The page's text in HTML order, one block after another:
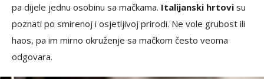
pa dijele jednu osobinu sa mačkama. Italijanski hrtovi su
poznati po smirenoj i osjetljivoj prirodi. Ne vole grubost ili
haos, pa im mirno okruženje sa mačkom često veoma
odgovara.